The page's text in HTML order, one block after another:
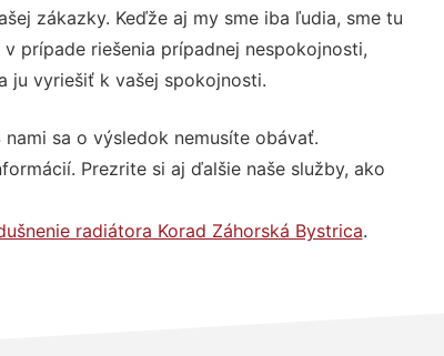
zákazky. Keďže aj my sme iba ľudia, sme tu
prípade riešenia prípadnej nespokojnosti,
ju vyriešiť k vašej spokojnosti.
nami sa o výsledok nemusíte obávať.
Prezrite si aj ďalšie naše služby, ako
radiátora Korad Záhorská Bystrica.